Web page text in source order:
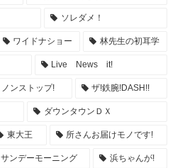
ソレダメ！
ワイドナショー 林先生の初耳学
Live News it!
ノンストップ! ザ!鉄腕!DASH!!
ダウンタウンＤＸ
東大王 所さんお届けモノです!
サンデーモーニング 浜ちゃんが!